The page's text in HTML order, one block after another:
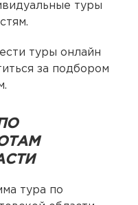
туры
туры онлайн
за подбором
тура по